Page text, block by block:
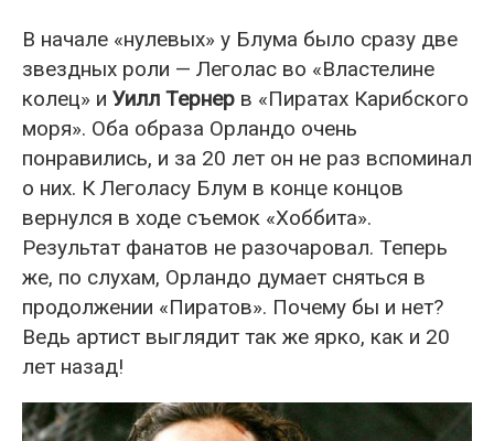
В начале «нулевых» у Блума было сразу две
звездных роли — Леголас во «Властелине
колец» и Уилл Тернер в «Пиратах Карибского
моря». Оба образа Орландо очень
понравились, и за 20 лет он не раз вспоминал
о них. К Леголасу Блум в конце концов
вернулся в ходе съемок «Хоббита».
Результат фанатов не разочаровал. Теперь
же, по слухам, Орландо думает сняться в
продолжении «Пиратов». Почему бы и нет?
Ведь артист выглядит так же ярко, как и 20
лет назад!